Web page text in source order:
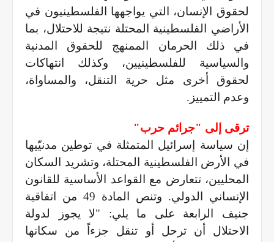
لحقوق الإنسان، التي يواجهها الفلسطينيون في
الأراضي الفلسطينية المحتلة نتيجة للاحتلال، بما
في ذلك الحرمان الممنهج للحقوق المدنية
والسياسية للفلسطينيين، وكذلك انتهاكات
لحقوق أخرى مثل حرية التنقل، والمساواة،
وعدم التمييز.
ترقى إلى "جرائم حرب"
إن سياسة إسرائيل المتمثلة في توطين مدنيّيها
في الأرض الفلسطينية المحتلة، وتشريد السكان
المحليين، تتعارض مع القواعد الأساسية للقانون
الإنساني الدولي. وتنص المادة 49 من اتفاقية
جنيف الرابعة على ما يلي: "لا يجوز لدولة
الاحتلال أن ترحل أو تنقل جزءاً من سكانها